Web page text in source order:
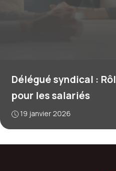
Délégué syndical :
pour les salariés
19 janvier 2026